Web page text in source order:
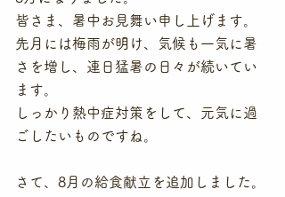
皆さま、暑中お見舞い申し上げます。
先月には梅雨が明け、気候も一気に暑
さを増し、連日猛暑の日々が続いてい
ます。
しっかり熱中症対策をして、元気に過
ごしたいものですね。
さて、8月の給食献立を追加しました。